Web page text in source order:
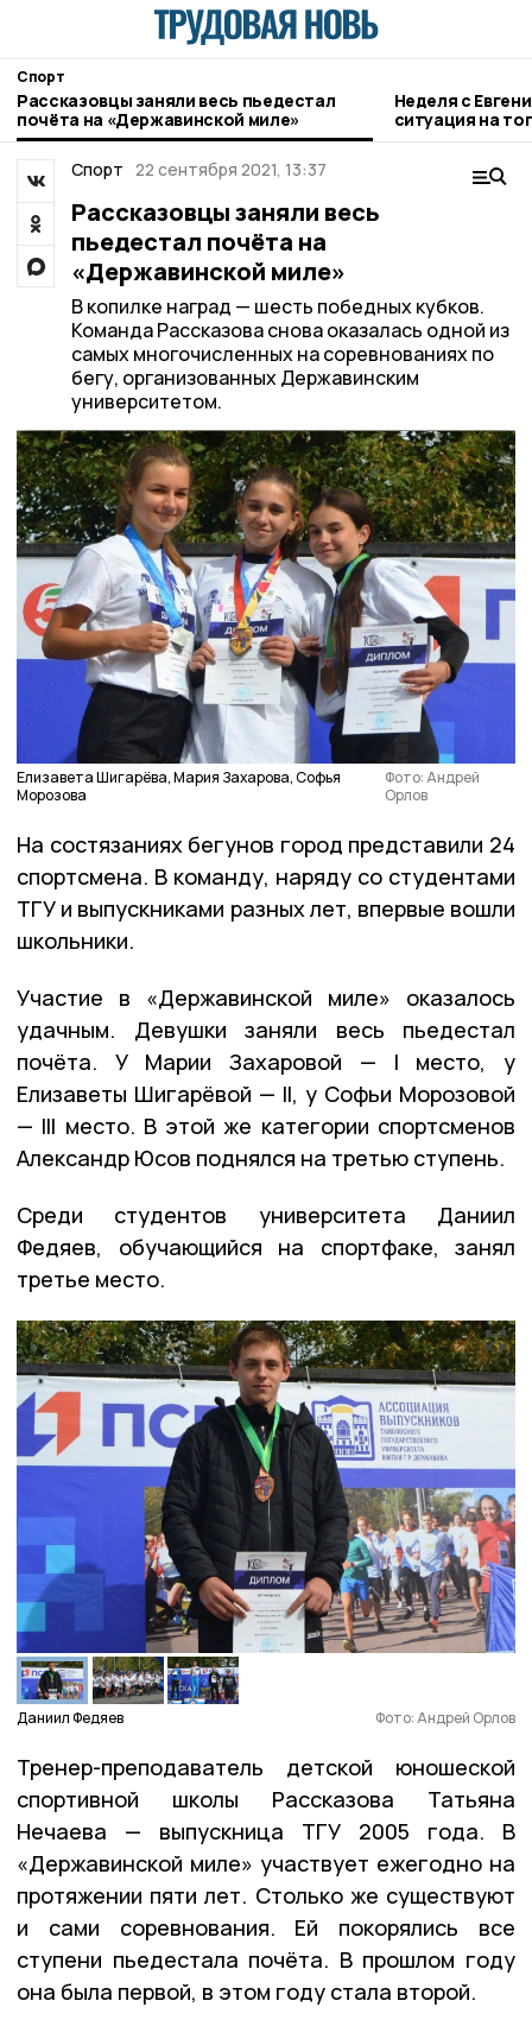
Спорт
Рассказовцы заняли весь пьедестал
почёта на «Державинской миле»
Неделя с
ситуация на
городе и
Спорт 22 сентября 2021, 13:37
Рассказовцы заняли весь
пьедестал почёта на
«Державинской миле»
В копилке наград — шесть победных кубков.
Команда Рассказова снова оказалась одной из
самых многочисленных на соревнованиях по
бегу, организованных Державинским
университетом.
Елизавета Шигарёва, Мария Захарова, Софья
Морозова
Фото: Андрей
Орлов
На состязаниях бегунов город представили 24
спортсмена. В команду, наряду со студентами
ТГУ и выпускниками разных лет, впервые вошли
школьники.
Участие в «Державинской миле» оказалось
удачным. Девушки заняли весь пьедестал
почёта. У Марии Захаровой — I место, у
Елизаветы Шигарёвой — II, у Софьи Морозовой
— III место. В этой же категории спортсменов
Александр Юсов поднялся на третью ступень.
Среди студентов университета Даниил
Федяев, обучающийся на спортфаке, занял
третье место.
Даниил Федяев Фото: Андрей Орлов
Тренер-преподаватель детской юношеской
спортивной школы Рассказова Татьяна
Нечаева — выпускница ТГУ 2005 года. В
«Державинской миле» участвует ежегодно на
протяжении пяти лет. Столько же существуют
и сами соревнования. Ей покорялись все
ступени пьедестала почёта. В прошлом году
она была первой, в этом году стала второй.